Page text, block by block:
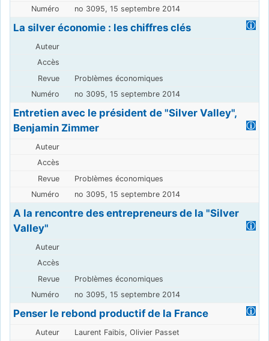
no 3095, 15 septembre 2014
La silver économie : les chiffres clés
Problèmes économiques
no 3095, 15 septembre 2014
Entretien avec le président de "Silver Valley",
Benjamin Zimmer
Problèmes économiques
no 3095, 15 septembre 2014
A la rencontre des entrepreneurs de la "Silver
Valley"
Problèmes économiques
no 3095, 15 septembre 2014
Penser le rebond productif de la France
Laurent Faibis, Olivier Passet